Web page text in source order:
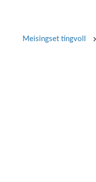
Meisingset tingvoll